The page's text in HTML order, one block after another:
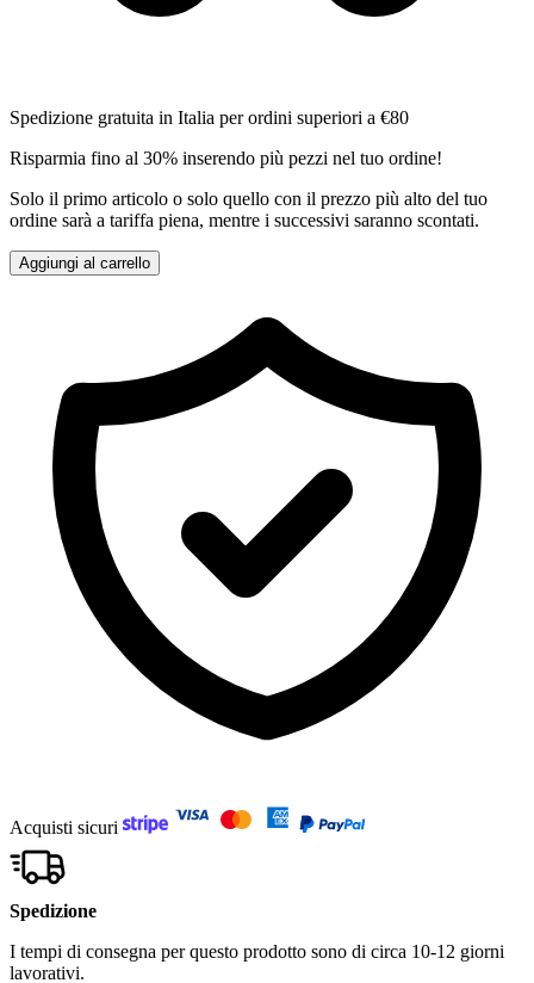
Spedizione gratuita in Italia per ordini superiori a €80
Risparmia fino al 30% inserendo più pezzi nel tuo ordine!
Solo il primo articolo o solo quello con il prezzo più alto del tuo
ordine sarà a tariffa piena, mentre i successivi saranno scontati.
Aggiungi al carrello
Acquisti sicuri
Spedizione
I tempi di consegna per questo prodotto sono di circa 10-12 giorni
lavorativi.